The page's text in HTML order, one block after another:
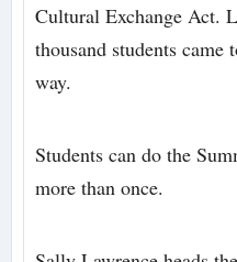
Cultural Exchange Act.
thousand students came
way.
Students can do the
more than once.